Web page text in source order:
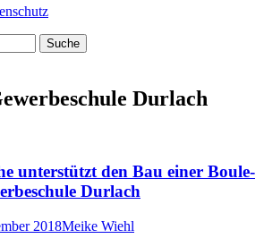
Durlach
unterstützt den Bau einer Boule-
Durlach
2018Author
Meike Wiehl